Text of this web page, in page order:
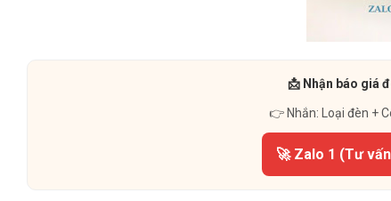
📩 Nhận báo giá
👉 Nhắn: Loại đèn +
🚀 Zalo 1 (Tư